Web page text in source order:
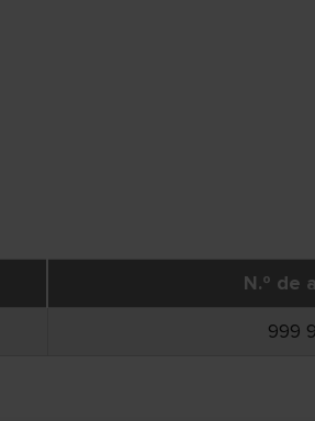
N.º de
999